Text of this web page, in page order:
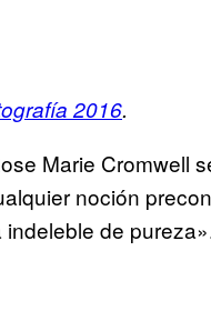
2016.
Marie Cromwell
noción
de